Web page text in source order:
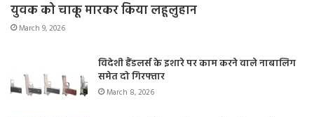
युवक को चाकू मारकर किया लहूलुहान
March 9, 2026
विदेशी हैंडलर्स के इशारे पर काम करने वाले नाबालिग
समेत दो गिरफ्तार
March 8, 2026